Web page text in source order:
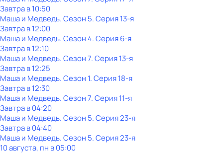
Завтра в 10:50
Маша и Медведь. Сезон 5. Серия 13-я
Завтра в 12:00
Маша и Медведь. Сезон 4. Серия 6-я
Завтра в 12:10
Маша и Медведь. Сезон 7. Серия 13-я
Завтра в 12:25
Маша и Медведь. Сезон 1. Серия 18-я
Завтра в 12:30
Маша и Медведь. Сезон 7. Серия 11-я
Завтра в 04:20
Маша и Медведь. Сезон 5. Серия 23-я
Завтра в 04:40
Маша и Медведь. Сезон 5. Серия 23-я
10 августа, пн в 05:00